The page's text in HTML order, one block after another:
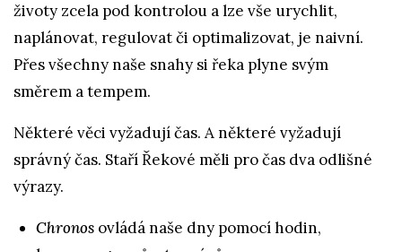
životy zcela pod kontrolou a lze vše urychlit,
naplánovat, regulovat či optimalizovat, je naivní.
Přes všechny naše snahy si řeka plyne svým
směrem a tempem.
Některé věci vyžadují čas. A některé vyžadují
správný čas. Staří Řekové měli pro čas dva odlišné
výrazy.
Chronos ovládá naše dny pomocí hodin,